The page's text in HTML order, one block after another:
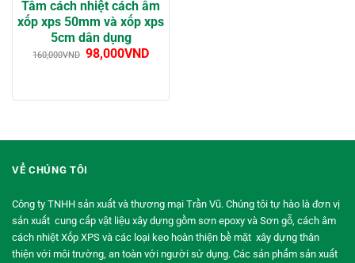
Tấm cách nhiệt cách âm
xốp xps 50mm và xốp xps
5cm dân dụng
160,000VND 98,000VND
VỀ CHÚNG TÔI
Công ty TNHH sản xuất và thương mại Trần Vũ. Chúng tôi tự hào là đơn vị
sản xuất cung cấp vật liệu xây dựng gồm sơn epoxy và Sơn gỗ, cách âm
cách nhiệt Xốp XPS và các loại keo hoàn thiện bề mặt xây dựng thân
thiện với môi trường, an toàn với người sử dụng. Các sản phẩm sản xuất